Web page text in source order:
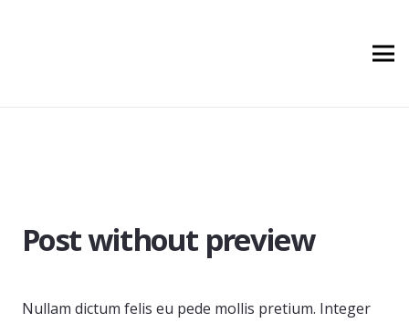
Post without preview
Nullam dictum felis eu pede mollis pretium. Integer